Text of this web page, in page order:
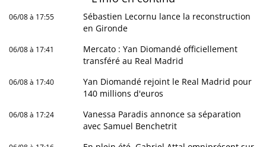
06/08 à 17:55
Sébastien Lecornu lance la reconstruction
en Gironde
06/08 à 17:41
Mercato : Yan Diomandé officiellement
transféré au Real Madrid
06/08 à 17:40
Yan Diomandé rejoint le Real Madrid pour
140 millions d'euros
06/08 à 17:24
Vanessa Paradis annonce sa séparation
avec Samuel Benchetrit